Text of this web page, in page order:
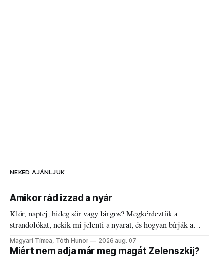
NEKED AJÁNLJUK
Amikor rád izzad a nyár
Klór, naptej, hideg sör vagy lángos? Megkérdeztük a
strandolókat, nekik mi jelenti a nyarat, és hogyan bírják a
kánikulát.
Magyari Tímea, Tóth Hunor 2026 aug. 07
Miért nem adja már meg magát Zelenszkij?